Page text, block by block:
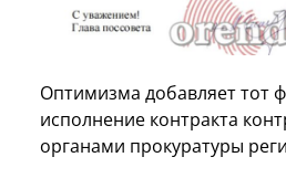
Оптимизма добавляет тот
исполнение контракта
органами прокуратуры